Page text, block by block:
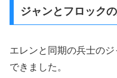
ジャンとフロック
エレンと同期の兵士の
できました。